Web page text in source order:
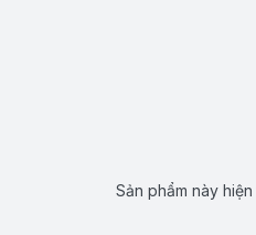
Sản phẩm này